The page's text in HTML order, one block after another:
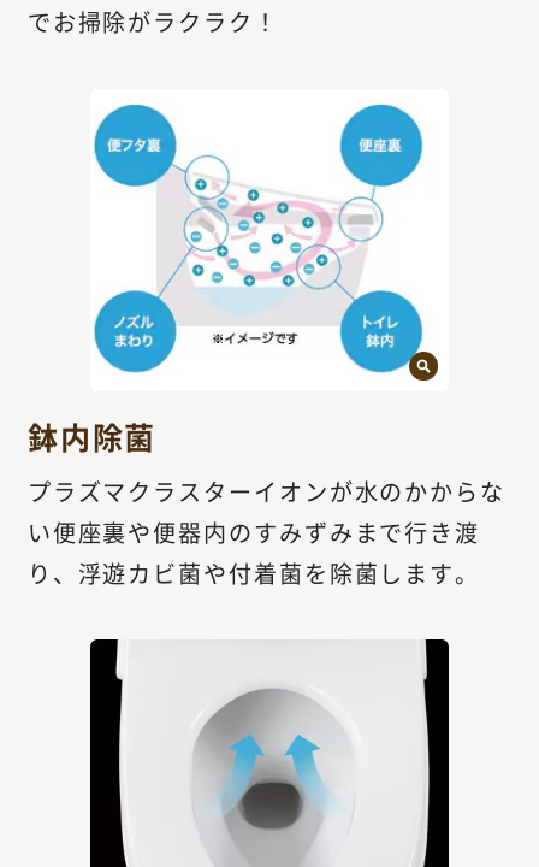
でお掃除がラクラク！
鉢内除菌
プラズマクラスターイオンが水のかからな
い便座裏や便器内のすみずみまで行き渡
り、浮遊カビ菌や付着菌を除菌します。